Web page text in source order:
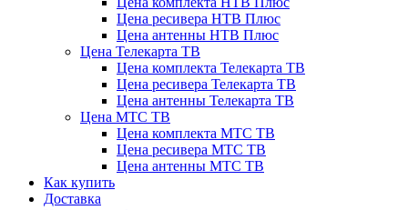
Цена ресивера НТВ Плюс
Цена антенны НТВ Плюс
Цена Телекарта ТВ
Цена комплекта Телекарта ТВ
Цена ресивера Телекарта ТВ
Цена антенны Телекарта ТВ
Цена МТС ТВ
Цена комплекта МТС ТВ
Цена ресивера МТС ТВ
Цена антенны МТС ТВ
Как купить
Доставка